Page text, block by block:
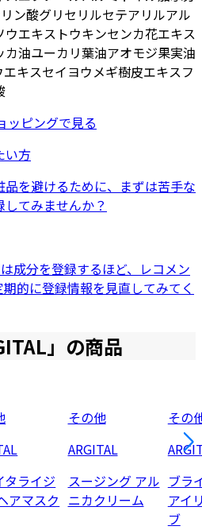
ン酸グリセリルセテアリルアル
ウエキス トウキンセンカ花エキス
カ油ユーカリ葉油アオモジ果実油
エキスセイヨウメギ樹皮エキスフ
ッピングで見る
い方
を避けるために、まずは苦手な
してみませんか？
成分を登録するほど、レコメン
的に登録情報を見直してみてく
」の商品
タライジ
アマスク
その他
ARGITAL
スージング アル
ニカクリーム
その
ブラ
アイ
ブ